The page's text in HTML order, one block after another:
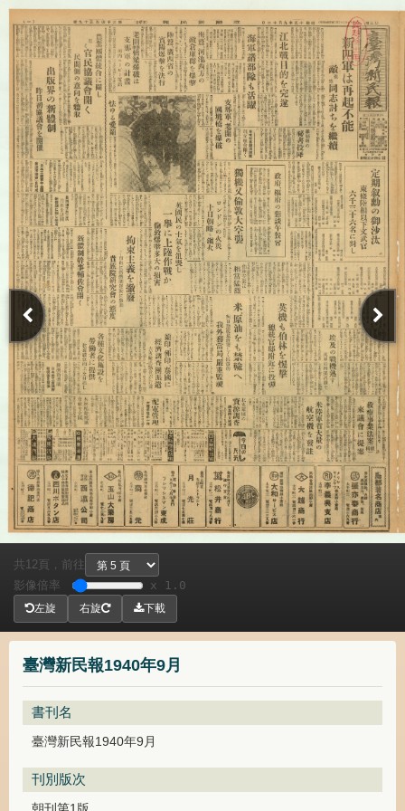
臺灣新民報1940年9月
書刊名
臺灣新民報1940年9月
刊別版次
共 12頁，
前往
影像倍率
x 1.0
左旋 右旋 下載